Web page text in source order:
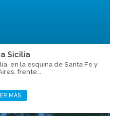
Sicilia
en la esquina de Santa Fe y
frente...
MÁS